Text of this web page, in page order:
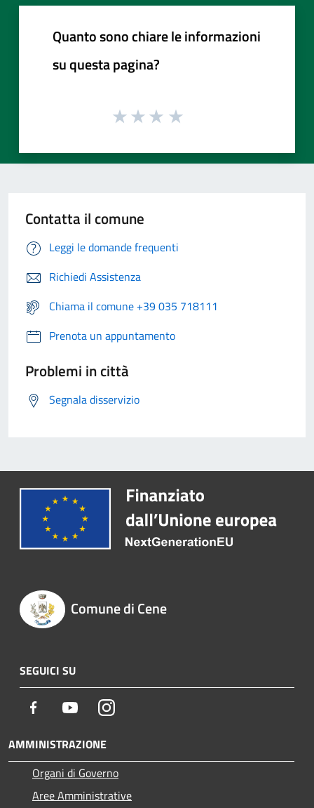
Quanto sono chiare le informazioni
su questa pagina?
Contatta il comune
Leggi le domande frequenti
Richiedi Assistenza
Chiama il comune +39 035 718111
Prenota un appuntamento
Problemi in città
Segnala disservizio
Comune di Cene
SEGUICI SU
Facebook YoutubeInstagram
AMMINISTRAZIONE
Organi di Governo
Aree Amministrative